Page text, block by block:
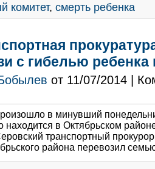
комитет, смерть ребенка
с гибелью
от 11/07/2014 |
в минувший
находится в Октябрьском
транспортный
района перевозил